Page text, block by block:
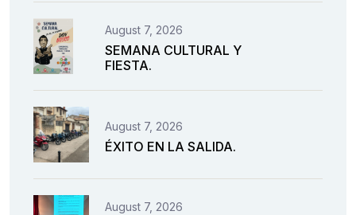
August 7, 2026
SEMANA CULTURAL Y
FIESTA.
August 7, 2026
ÉXITO EN LA SALIDA.
August 7, 2026